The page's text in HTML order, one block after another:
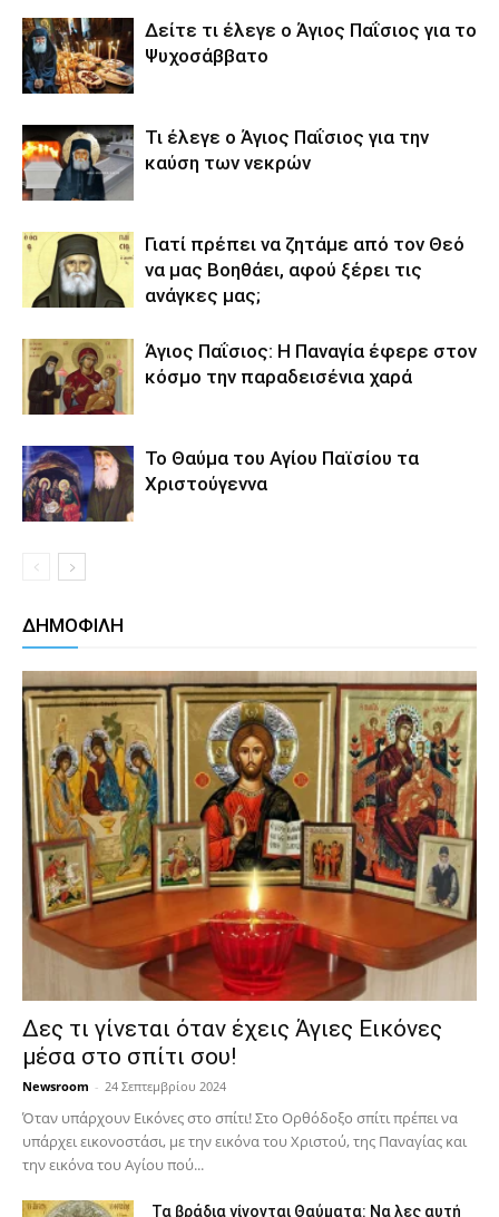
Δείτε τι έλεγε ο Άγιος Παΐσιος για το
Ψυχοσάββατο
Τι έλεγε ο Άγιος Παΐσιος για την
καύση των νεκρών
Γιατί πρέπει να ζητάμε από τον Θεό
να μας Bοηθάει, αφού ξέρει τις
ανάγκες μας;
Άγιος Παΐσιος: Η Παναγία έφερε στον
κόσμο την παραδεισένια χαρά
Το Θαύμα του Αγίου Παϊσίου τα
Χριστούγεννα
ΔΗΜΟΦΙΛΗ
Δες τι γίνεται όταν έχεις Άγιες Εικόνες
μέσα στο σπίτι σου!
Newsroom - 24 Σεπτεμβρίου 2024
Όταν υπάρχουν Εικόνες στο σπίτι! Στο Ορθόδοξο σπίτι πρέπει να
υπάρχει εικονοστάσι, με την εικόνα του Χριστού, της Παν­αγίας και
την εικόνα του Αγίου πού...
Τα βράδια γίνονται Θαύματα: Να λες αυτή